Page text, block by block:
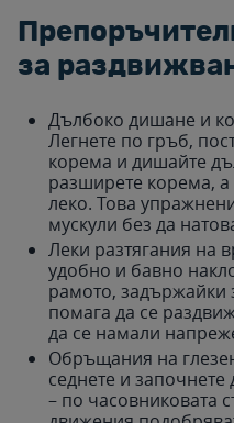
за
Дълбоко дишане и
Легнете по гръб,
корема и дишайте
разширете корема, а
леко. Това
мускули без да
Леки разтягания на
удобно и бавно
рамото, задържайки
помага да се
да се намали
Обръщания на
седнете и започнете
– по часовниковата